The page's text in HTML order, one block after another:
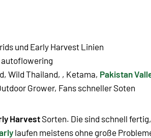
und Early Harvest Linien
Wild Thailand, , Ketama, Pakistan
Grower, Fans schneller Soten
Harvest Sorten. Die sind schnell
laufen meistens ohne große